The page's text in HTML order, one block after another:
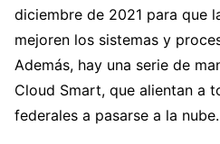
diciembre de 2021 para que
mejoren los sistemas y
Además, hay una serie de
Cloud Smart, que alientan a
federales a pasarse a la nube.